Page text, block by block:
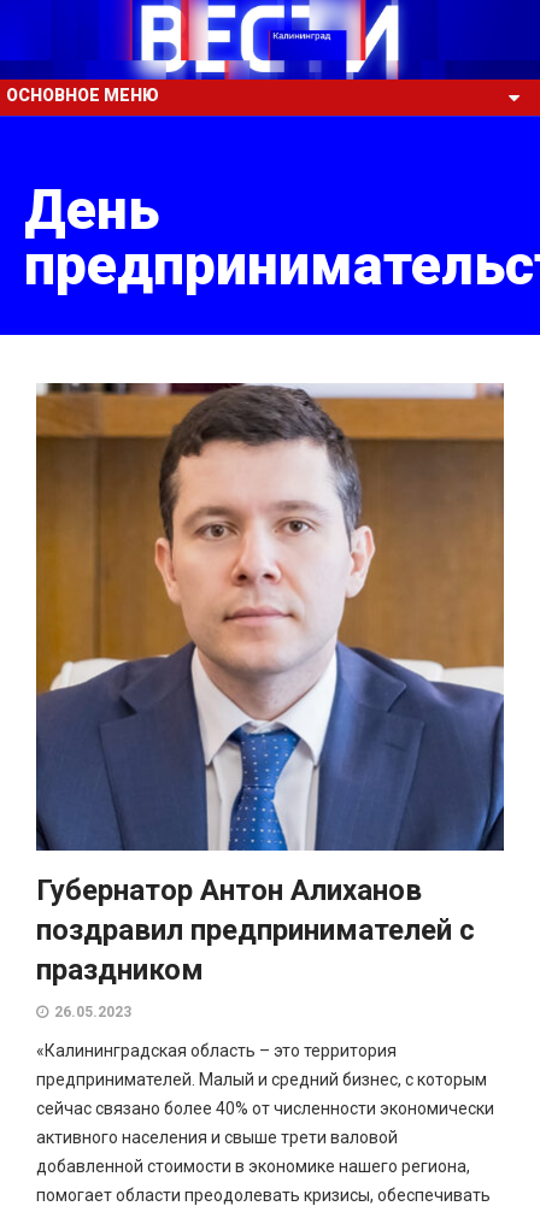
ОСНОВНОЕ МЕНЮ
День
Губернатор Антон Алиханов
поздравил предпринимателей с
праздником
26.05.2023
«Калининградская область – это территория
предпринимателей. Малый и средний бизнес, с которым
сейчас связано более 40% от численности экономически
активного населения и свыше трети валовой
добавленной стоимости в экономике нашего региона,
помогает области преодолевать кризисы, обеспечивать